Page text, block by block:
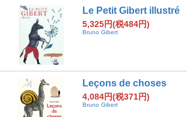
Le Petit Gibert illustré
5,325円(税484円)
Bruno Gibert
Leçons de choses
4,084円(税371円)
Bruno Gibert